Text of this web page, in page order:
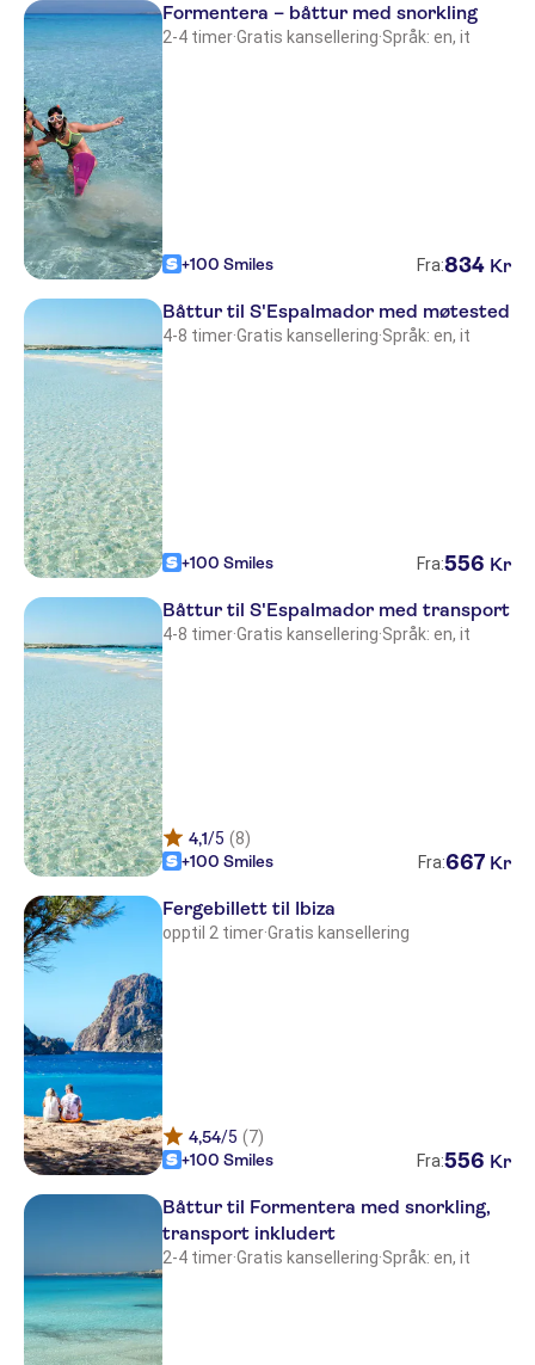
Es Pujols
Blanco Hotel Formentera
Es Pi2
Maria
Bellavista
Castavi
Catalina
Levante
Costamar
Es Pins
Tahití Hotel
Arrecife
Sa Volta
FIVE FLOWERS HOTEL & SPA
FORMENTERA
Capri
Ca Mari
Blaumar
Club Sunway Punta Prima
Paya II / 2
Portu Saler
Sa Roqueta
Paya I
Viviendas Turisticas Aguamar
Formentera – båttur med snorkling
2-4 timer·Gratis kansellering·Språk: en, it
+100 Smiles Fra:834 Kr
Båttur til S'Espalmador med møtested
4-8 timer·Gratis kansellering·Språk: en, it
+100 Smiles Fra:556 Kr
Båttur til S'Espalmador med transport
4-8 timer·Gratis kansellering·Språk: en, it
4,1/5 (8)
+100 Smiles
Fra:667 Kr
Fergebillett til Ibiza
opptil 2 timer·Gratis kansellering
4,54/5 (7)
+100 Smiles
Fra:556 Kr
Båttur til Formentera med snorkling,
transport inkludert
2-4 timer·Gratis kansellering·Språk: en, it